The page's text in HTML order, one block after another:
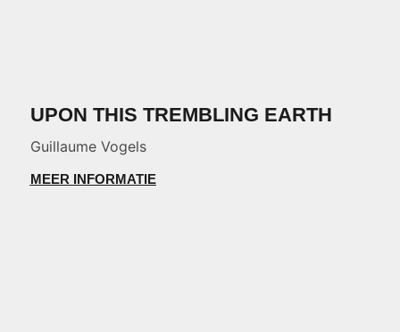
UPON THIS TREMBLING EARTH
Guillaume Vogels
MEER INFORMATIE